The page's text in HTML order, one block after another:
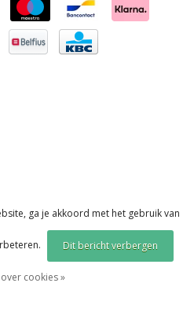
ga je akkoord met het gebruik van
Dit bericht verbergen
cookies »